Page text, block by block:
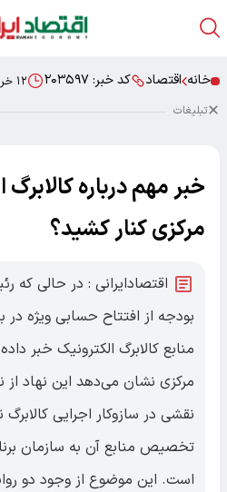
خانه اقتصاد کد خبر: ۲۰۳۵۹۷ ۱۲ خرداد ۱۴۰۵ ۰۸:۰۸
تبلیغات
خبر مهم درباره
مرکزی کنار کشید؟
اقتصادایرانی : در حالی که
بودجه از افتتاح حسابی ویژه در
منابع کالابرگ الکترونیک خبر
مرکزی نشان می‌دهد این نهاد از
نقشی در سازوکار اجرایی
تخصیص منابع آن به سازمان
است. این موضوع از وجود دو